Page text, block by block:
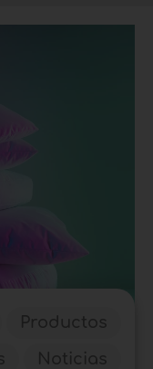
Productos
Noticias